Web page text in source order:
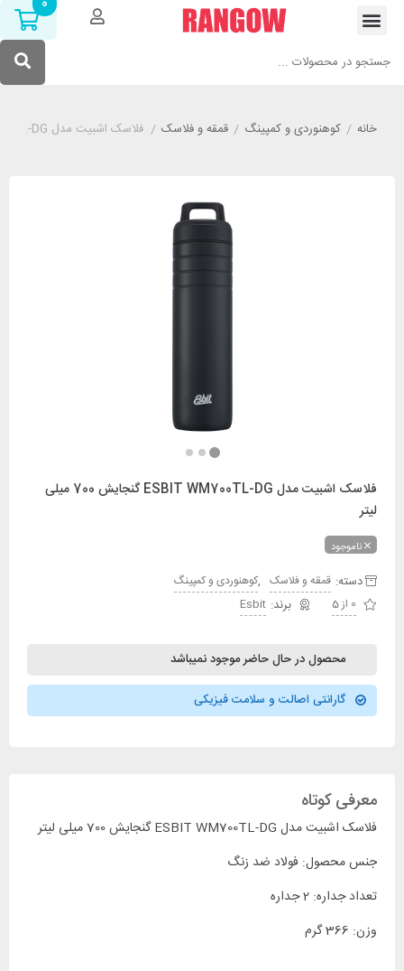
خانه/ کوهنوردی و کمپینگ/ قمقه و فلاسک/ فلاسک اشبیت مدل ESBIT WM700TL-DG گنجایش 700 میلی لیتر
فلاسک اشبیت مدل ESBIT WM700TL-DG گنجایش 700 میلی
لیتر
ناموجود
دسته: قمقه و فلاسک
کوهنوردی و کمپینگ
0 از 5
Esbit
محصول در حال حاضر موجود نمیباشد
گارانتی اصالت و سلامت فیزیکی
معرفی کوتاه
فلاسک اشبیت مدل ESBIT WM700TL-DG گنجایش 700 میلی لیتر
جنس محصول: فولاد ضد زنگ
تعداد جداره: 2 جداره
وزن: 366 گرم